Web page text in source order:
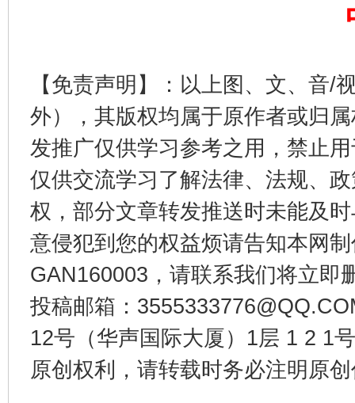
【免责声明】：以上图、文、音/
外），其版权均属于原作者或归
发推广仅供学习参考之用，禁止
仅供交流学习了解法律、法规、
权，部分文章转发推送时未能及
意侵犯到您的权益烦请告知本网
GAN160003，请联系我们将立即
投稿邮箱：
12号（华声国际大厦）1层 1 2 1
原创权利，请转载时务必注明原
千年窑火 生生不息 一